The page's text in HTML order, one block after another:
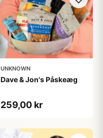
UNKNOWN
Dave & Jon's Påskeæg
259,00 kr